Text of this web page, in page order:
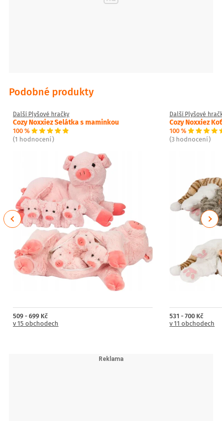
Podobné produkty
Další Plyšové hračky
Cozy Noxxiez Selátka s maminkou
100 %
(1 hodnocení)
509 - 699 Kč
v 15 obchodech
Další Plyšové
Cozy Noxxiez
100 %
(3 hodnocení)
531 - 700 Kč
v 11 obchodech
Previous Next